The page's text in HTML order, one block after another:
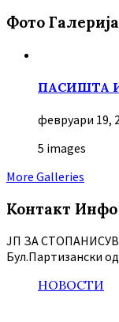
Фото Галерија
ПАСИШТА
февруари 19,
5 images
More Galleries
Контакт Инфо
ЈП ЗА
Бул.Партизански
НОВОСТИ